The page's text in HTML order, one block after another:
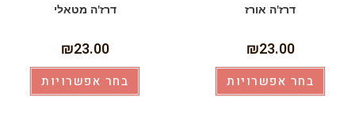
דרז'ה אורז
₪23.00
בחר אפשרויות
דרז'ה מטאלי
₪23.00
בחר אפשרויות